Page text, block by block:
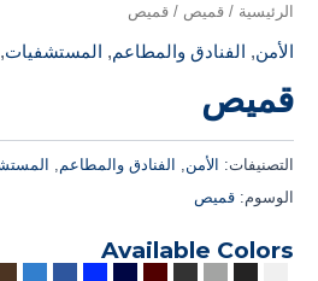
الرئيسية / قميص / قميص
الأمن, الفنادق والمطاعم, المستشفيات,
قميص
التصنيفات: الأمن, الفنادق والمطاعم,
الوسوم: قميص
Available Colors